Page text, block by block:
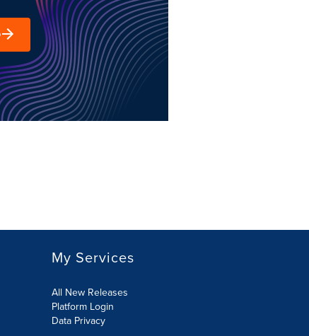
My Services
All New Releases
Platform Login
Data Privacy